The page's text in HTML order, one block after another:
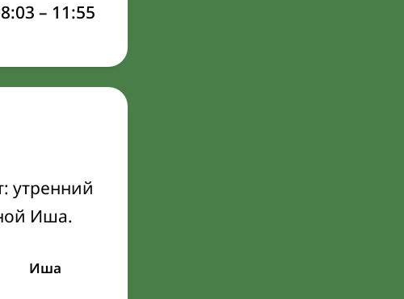
– 11:55
утренний
Иша.
Иша